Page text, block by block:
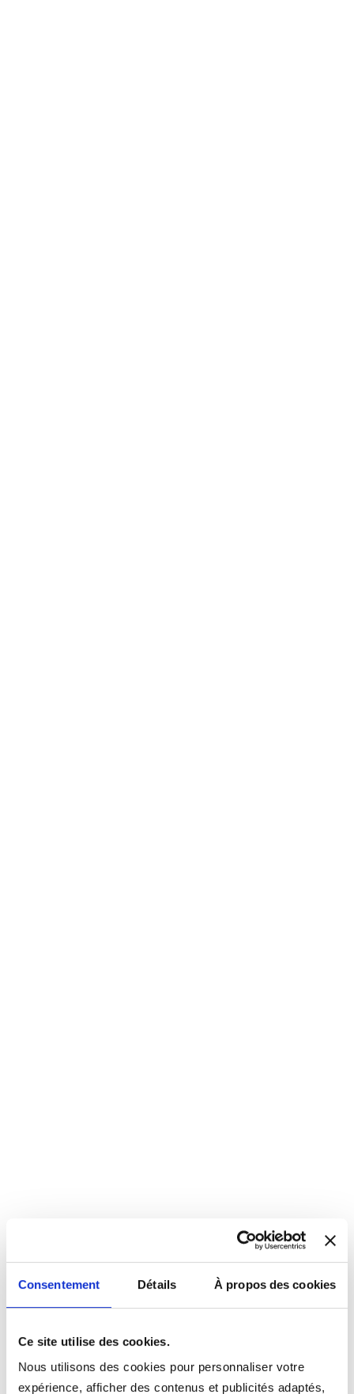
Consentement Détails À propos des cookies
Ce site utilise des cookies.
Nous utilisons des cookies pour personnaliser votre
expérience, afficher des contenus et publicités adaptés,